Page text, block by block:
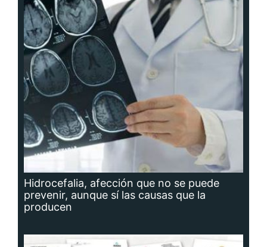
Hidrocefalia, afección que no se puede
prevenir, aunque sí las causas que la
producen